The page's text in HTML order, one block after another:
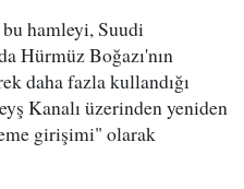
hamleyi, Suudi
Hürmüz Boğazı'nın
daha fazla kullandığı
Kanalı üzerinden yeniden
girişimi" olarak